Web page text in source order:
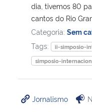
Controladoria-Geral da União
Ministério da Mulher, da
Secretaria-Geral
dia, tivemos 80
cantos do Rio
Categoria: Sem
Tags:
ii-simposio-
simposio-
Jornalismo